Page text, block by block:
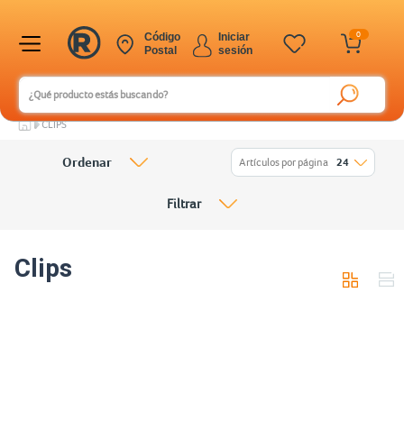
0
Iniciar
sesión
Código
Postal
CLIPS
Clips
Ordenar Artículos por página 24
Filtrar